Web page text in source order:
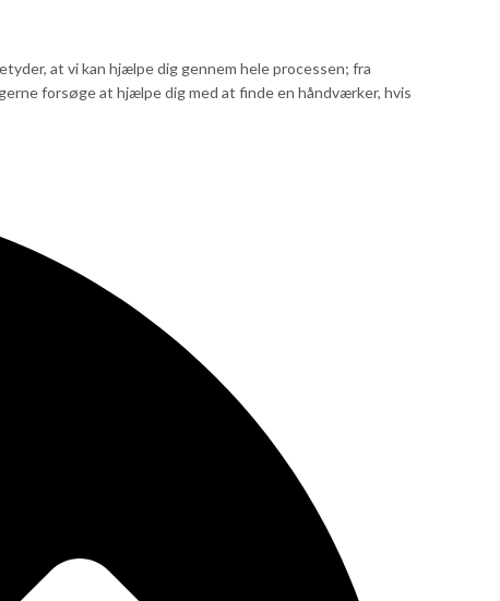
at vi kan hjælpe dig gennem hele processen; fra
forsøge at hjælpe dig med at finde en håndværker, hvis